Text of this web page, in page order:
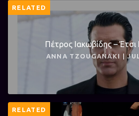
RELATED
Πέτρος Ιακωβίδης – Έτσι
ANNA TZOUGANAKI |
RELATED